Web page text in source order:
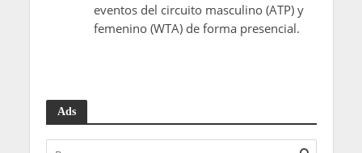
eventos del circuito masculino (ATP) y
femenino (WTA) de forma presencial.
Ads